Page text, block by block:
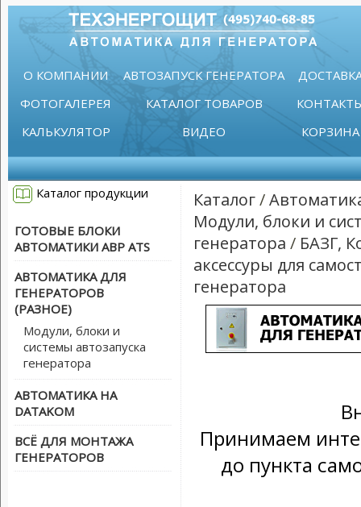
О КОМПАНИИ АВТОЗАПУСК ГЕНЕРАТОРА
ФОТОГАЛЕРЕЯ
КАТАЛОГ ТОВАРОВ
КАЛЬКУЛЯТОР
ВИДЕО КОРЗИНА
Каталог продукции
ГОТОВЫЕ БЛОКИ
АВТОМАТИКИ АВР ATS
АВТОМАТИКА ДЛЯ
ГЕНЕРАТОРОВ
(РАЗНОЕ)
Модули, блоки и
системы автозапуска
генератора
АВТОМАТИКА НА
DATAKOM
ВСЁ ДЛЯ МОНТАЖА
ГЕНЕРАТОРОВ
Каталог/
Модули, блоки и
генератора / БАЗГ,
аксессуры для
генератора
Принимаем
до пункта